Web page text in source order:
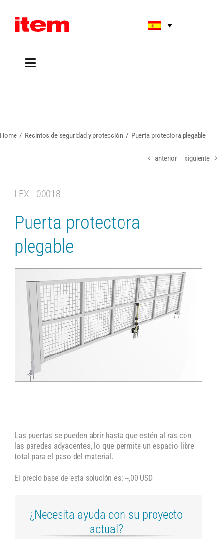
content
Toggle
Home Recintos de seguridad y protección Puerta protectora plegable
anterior siguiente
LEX - 00018
Puerta protectora
plegable
Las puertas se pueden abrir hasta que estén al ras con
las paredes adyacentes, lo que permite un espacio libre
total para el paso del material.
El precio base de esta solución es: --,00 USD
¿Necesita ayuda con su proyecto
actual?